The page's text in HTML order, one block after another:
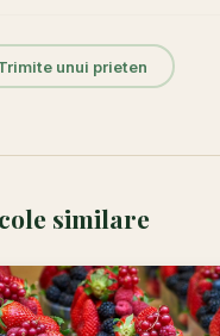
unui prieten
similare